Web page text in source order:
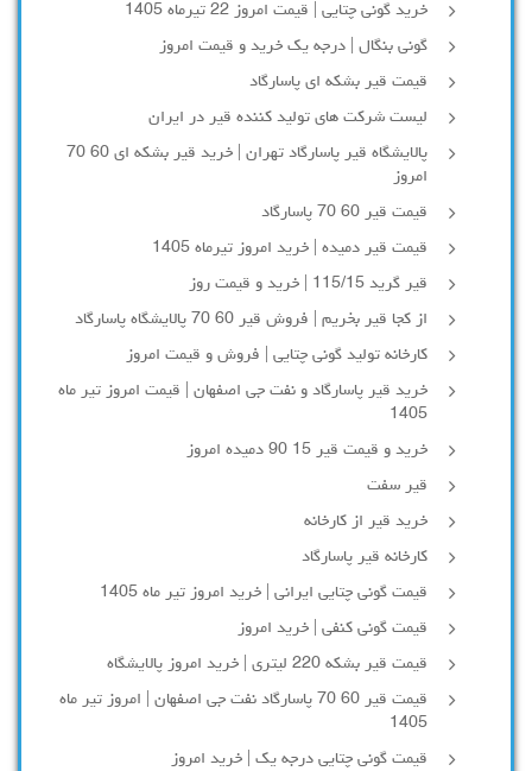
خرید گونی چتایی | قیمت امروز 22 تیرماه 1405
گونی بنگال | درجه یک خرید و قیمت امروز
قیمت قیر بشکه ای پاسارگاد
لیست شرکت های تولید کننده قیر در ایران
پالایشگاه قیر پاسارگاد تهران | خرید قیر بشکه ای 60 70
امروز
قیمت قیر 60 70 پاسارگاد
قیمت قیر دمیده | خرید امروز تیرماه 1405
قیر گرید 115/15 | خرید و قیمت روز
از کجا قیر بخریم | فروش قیر 60 70 پالایشگاه پاسارگاد
کارخانه تولید گونی چتایی | فروش و قیمت امروز
خرید قیر پاسارگاد و نفت جی اصفهان | قیمت امروز تیر ماه
1405
خرید و قیمت قیر 15 90 دمیده امروز
قیر سفت
خرید قیر از کارخانه
کارخانه قیر پاسارگاد
قیمت گونی چتایی ایرانی | خرید امروز تیر ماه 1405
قیمت گونی کنفی | خرید امروز
قیمت قیر بشکه 220 لیتری | خرید امروز پالایشگاه
قیمت قیر 60 70 پاسارگاد نفت جی اصفهان | امروز تیر ماه
1405
قیمت گونی چتایی درجه یک | خرید امروز